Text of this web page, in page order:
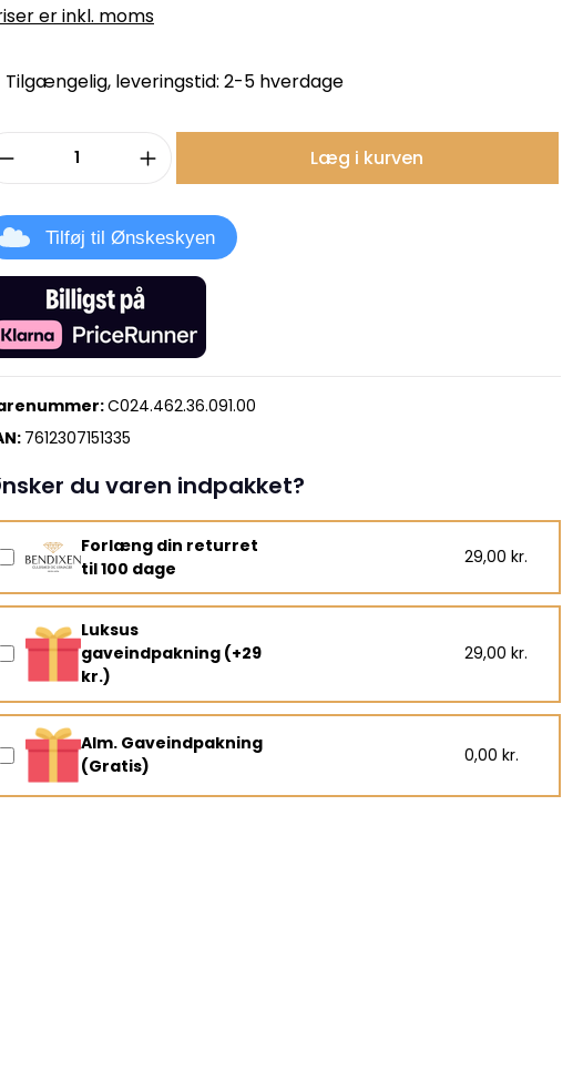
er inkl. moms
Tilgængelig, leveringstid: 2-5 hverdage
Indtast det ønskede
Læg i kurven
Tilføj til Ønskeskyen
C024.462.36.091.00
7612307151335
du varen indpakket?
Forlæng din returret
til 100 dage
29,00 kr.
Luksus
gaveindpakning (+29
kr.)
29,00 kr.
Alm. Gaveindpakning
(Gratis)
0,00 kr.